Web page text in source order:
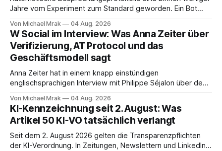
Jahre vom Experiment zum Standard geworden. Ein Bot
Ende eine Zusammenfassung samt Aufgabenliste. Das
funktioniert gut. Die Frage, die regelmäßig untergeht, lautet:
Wo genau liegt das Audio, wer verarbeitet es und unter
welcher Rechtsgrundlage? Es gibt
Von Michael Mrak 04 Aug. 2026
W Social im Interview: Was Anna Zeiter über
Verifizierung, AT Protocol und das
Geschäftsmodell sagt
Anna Zeiter hat in einem knapp einstündigen
englischsprachigen Interview mit Philippe Séjalon über den
über zehn Jahre Datenschutzbeauftragte bei eBay und hat
zum Thema Meinungsfreiheit promoviert. Das Gespräch ist
inhaltlich dichter als die meisten Kurzinterviews zum Thema
und beantwortet einige Fragen,
Von Michael Mrak 04 Aug. 2026
KI-Kennzeichnung seit 2. August: Was
Artikel 50 KI-VO tatsächlich verlangt
Seit dem 2. August 2026 gelten die Transparenzpflichten
der KI-Verordnung. In Zeitungen, Newslettern und LinkedIn-